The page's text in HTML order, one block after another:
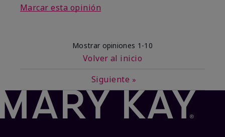
Marcar esta opinión
Mostrar opiniones 1-10
Volver al inicio
Siguiente »